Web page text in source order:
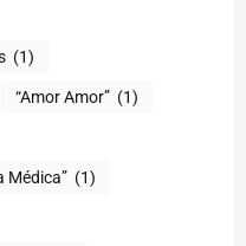
(1)
“Amor Amor” (1)
Médica” (1)